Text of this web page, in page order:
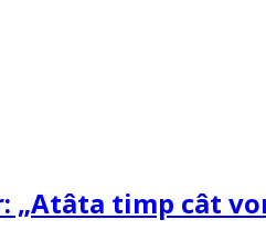
„Atâta timp cât